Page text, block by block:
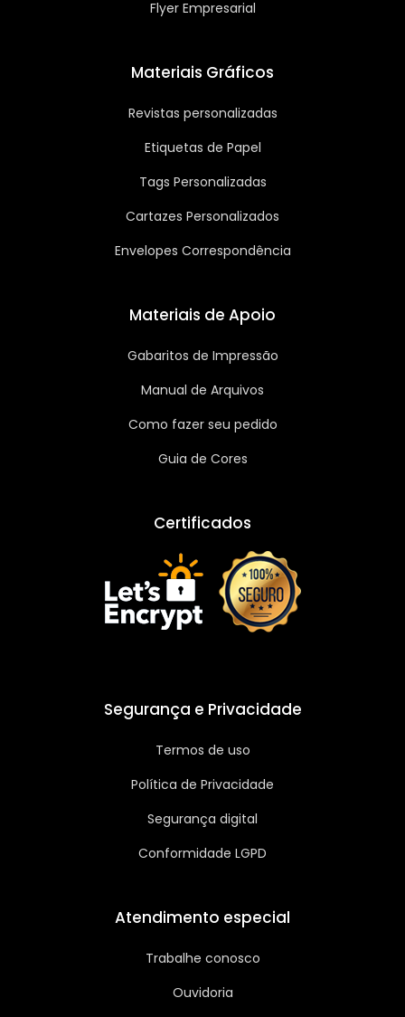
Flyer Empresarial
Materiais Gráficos
Revistas personalizadas
Etiquetas de Papel
Tags Personalizadas
Cartazes Personalizados
Envelopes Correspondência
Materiais de Apoio
Gabaritos de Impressão
Manual de Arquivos
Como fazer seu pedido
Guia de Cores
Certificados
Segurança e Privacidade
Termos de uso
Política de Privacidade
Segurança digital
Conformidade LGPD
Atendimento especial
Trabalhe conosco
Ouvidoria